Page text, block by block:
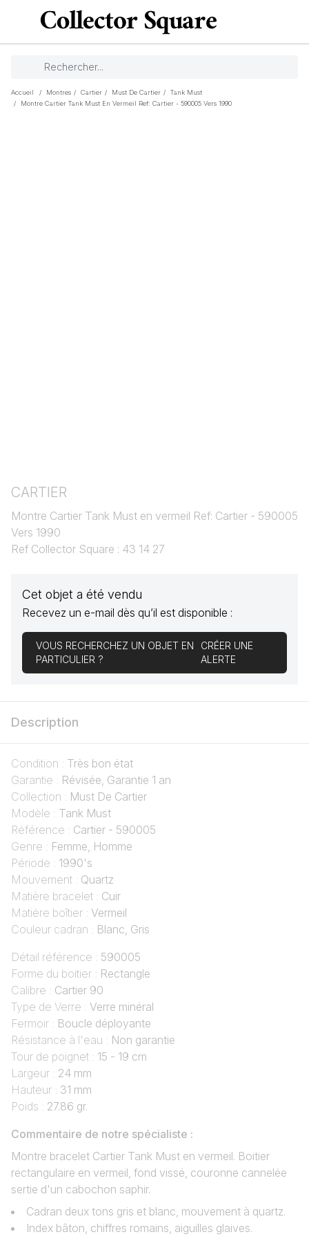
Accueil / Montres / Cartier / Must De Cartier /
Tank Must
/
Montre Cartier Tank Must En Vermeil Ref: Cartier - 590005 Vers 1990
CARTIER
Montre Cartier Tank Must en vermeil Ref: Cartier - 590005
Vers 1990
Ref Collector Square : 43 14 27
Cet objet a été vendu
Recevez un e-mail dès qu’il est disponible :
VOUS RECHERCHEZ UN OBJET EN
PARTICULIER ?
CRÉER UNE
ALERTE
Description
Condition : Très bon état
Garantie : Révisée, Garantie 1 an
Collection : Must De Cartier
Modèle : Tank Must
Référence : Cartier - 590005
Genre : Femme, Homme
Période : 1990's
Mouvement : Quartz
Matière bracelet : Cuir
Matière boîtier : Vermeil
Couleur cadran : Blanc, Gris
Détail référence : 590005
Forme du boitier : Rectangle
Calibre : Cartier 90
Type de Verre : Verre minéral
Fermoir : Boucle déployante
Résistance à l'eau : Non garantie
Tour de poignet : 15 - 19 cm
Largeur : 24 mm
Hauteur : 31 mm
Poids : 27.86 gr.
Commentaire de notre spécialiste :
Montre bracelet Cartier Tank Must en vermeil. Boitier
rectangulaire en vermeil, fond vissé, couronne cannelée
sertie d'un cabochon saphir.
Cadran deux tons gris et blanc, mouvement à quartz.
Index bâton, chiffres romains, aiguilles glaives.